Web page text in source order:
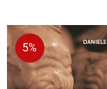
5%